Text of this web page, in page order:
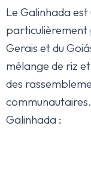
Le Galinhada
particulièrement
Gerais et du
mélange de riz
des
Galinhada :